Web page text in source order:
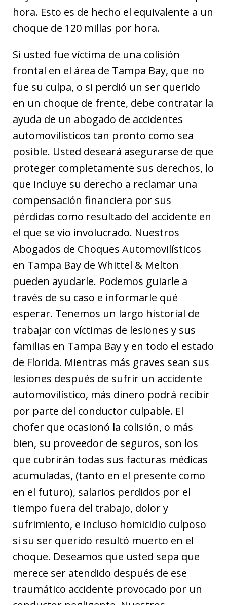
hora. Esto es de hecho el equivalente a un
choque de 120 millas por hora.
Si usted fue víctima de una colisión
frontal en el área de Tampa Bay, que no
fue su culpa, o si perdió un ser querido
en un choque de frente, debe contratar la
ayuda de un abogado de accidentes
automovilísticos tan pronto como sea
posible. Usted deseará asegurarse de que
proteger completamente sus derechos, lo
que incluye su derecho a reclamar una
compensación financiera por sus
pérdidas como resultado del accidente en
el que se vio involucrado. Nuestros
Abogados de Choques Automovilísticos
en Tampa Bay de Whittel & Melton
pueden ayudarle. Podemos guiarle a
través de su caso e informarle qué
esperar. Tenemos un largo historial de
trabajar con víctimas de lesiones y sus
familias en Tampa Bay y en todo el estado
de Florida. Mientras más graves sean sus
lesiones después de sufrir un accidente
automovilístico, más dinero podrá recibir
por parte del conductor culpable. El
chofer que ocasionó la colisión, o más
bien, su proveedor de seguros, son los
que cubrirán todas sus facturas médicas
acumuladas, (tanto en el presente como
en el futuro), salarios perdidos por el
tiempo fuera del trabajo, dolor y
sufrimiento, e incluso homicidio culposo
si su ser querido resultó muerto en el
choque. Deseamos que usted sepa que
merece ser atendido después de ese
traumático accidente provocado por un